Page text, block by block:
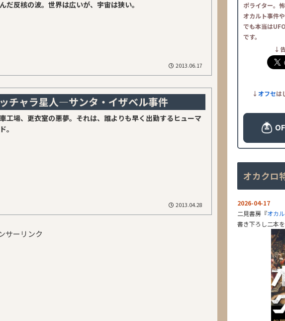
だ反核の波。世界は広いが、宇宙は狭い。
2013.06.17
チャラ星人―サンタ・イザベル事件
工場、更衣室の悪夢。それは、誰よりも早く出勤するヒューマ
。
2013.04.28
サーリンク
ポライター。
オカルト事件
でも本当は
です。
↓
↓オフセは
オカクロ
2026-04-17
二見書房『オカ
書き下ろし二本